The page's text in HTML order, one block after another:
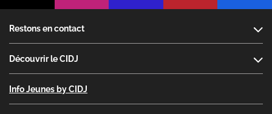
Restons en contact
Découvrir le CIDJ
Info Jeunes by CIDJ